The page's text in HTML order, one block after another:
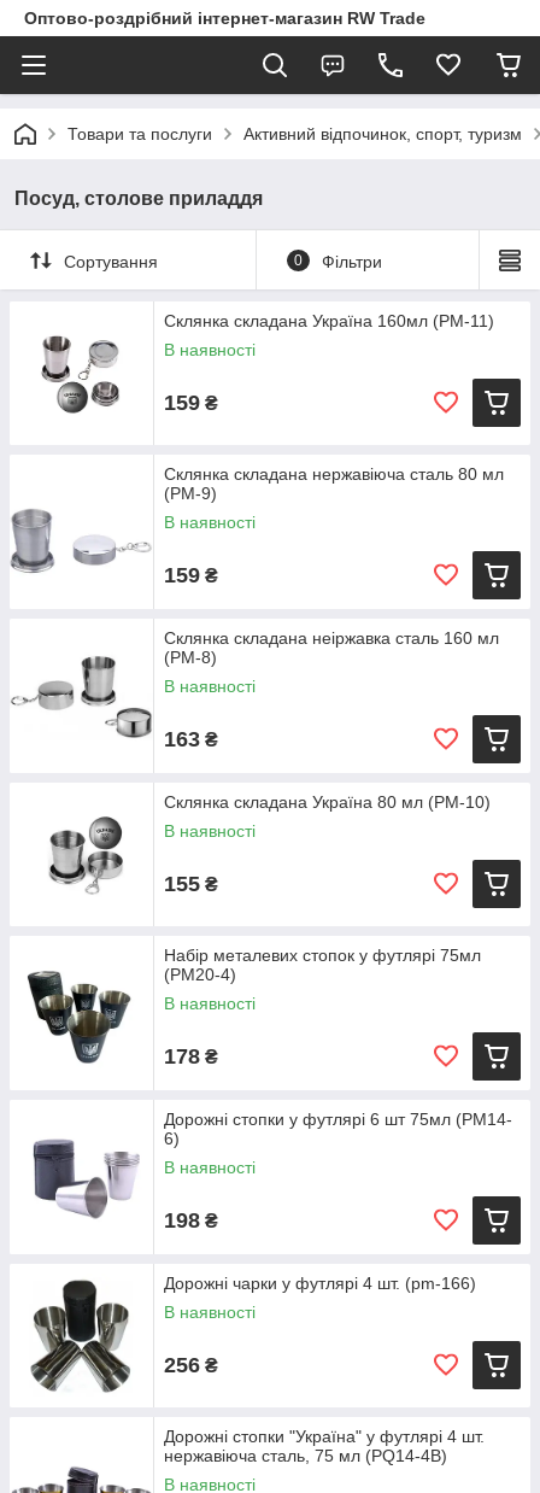
Оптово-роздрібний інтернет-магазин RW Trade
Товари та послуги Активний відпочинок, спорт, туризм
Посуд, столове приладдя
Сортування 0 Фільтри
Склянка складана Україна 160мл (PM-11)
В наявності
159 ₴
Склянка складана нержавіюча сталь 80 мл
(PM-9)
В наявності
159 ₴
Склянка складана неіржавка сталь 160 мл
(PM-8)
В наявності
163 ₴
Склянка складана Україна 80 мл (PM-10)
В наявності
155 ₴
Набір металевих стопок у футлярі 75мл
(PM20-4)
В наявності
178 ₴
Дорожні стопки у футлярі 6 шт 75мл (PM14-
6)
В наявності
198 ₴
Дорожні чарки у футлярі 4 шт. (pm-166)
В наявності
256 ₴
Дорожні стопки "Україна" у футлярі 4 шт.
нержавіюча сталь, 75 мл (PQ14-4B)
В наявності